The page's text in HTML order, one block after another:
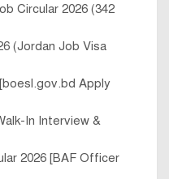
Circular 2026 (342
(Jordan Job Visa
Apply
In Interview &
2026 [BAF Officer